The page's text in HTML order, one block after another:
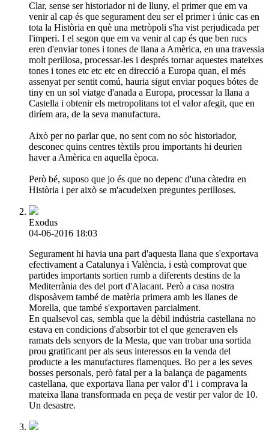
Clar, sense ser historiador ni de lluny, el primer que em va
venir al cap és que segurament deu ser el primer i únic cas en
tota la Història en què una metròpoli s'ha vist perjudicada per
l'imperi. I el segon que em va venir al cap és que ben rucs
eren d'enviar tones i tones de llana a Amèrica, en una travessia
molt perillosa, processar-les i després tornar aquestes mateixes
tones i tones etc etc etc en direcció a Europa quan, el més
assenyat per sentit comú, hauria sigut enviar poques bótes de
tiny en un sol viatge d'anada a Europa, processar la llana a
Castella i obtenir els metropolitans tot el valor afegit, que en
diríem ara, de la seva manufactura.
Això per no parlar que, no sent com no sóc historiador,
desconec quins centres tèxtils prou importants hi deurien
haver a Amèrica en aquella època.
Però bé, suposo que jo és que no depenc d'una càtedra en
Història i per això se m'acudeixen preguntes perilloses.
Exodus
04-06-2016 18:03
Segurament hi havia una part d'aquesta llana que s'exportava
efectivament a Catalunya i València, i està comprovat que
partides importants sortien rumb a diferents destins de la
Mediterrània des del port d'Alacant. Però a casa nostra
disposàvem també de matèria primera amb les llanes de
Morella, que també s'exportaven parcialment.
En qualsevol cas, sembla que la dèbil indústria castellana no
estava en condicions d'absorbir tot el que generaven els
ramats dels senyors de la Mesta, que van trobar una sortida
prou gratificant per als seus interessos en la venda del
producte a les manufactures flamenques. Bo per a les seves
bosses personals, però fatal per a la balança de pagaments
castellana, que exportava llana per valor d'1 i comprava la
mateixa llana transformada en peça de vestir per valor de 10.
Un desastre.